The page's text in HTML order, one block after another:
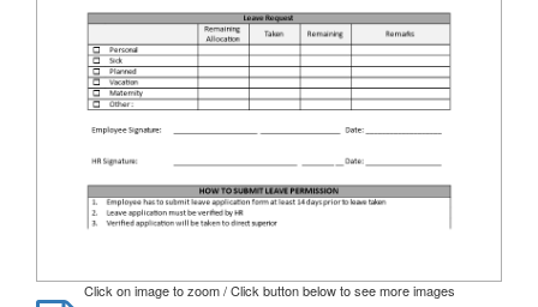
Click on image to zoom / Click button below to see more images